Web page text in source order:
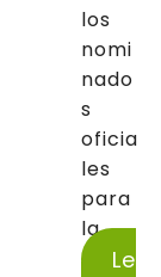
los
nomi
nado
s
oficia
les
para
la...
Le